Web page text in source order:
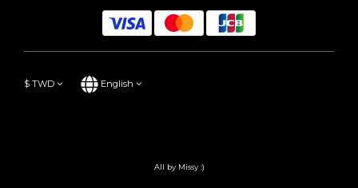
$ TWD English
All by Missy :)